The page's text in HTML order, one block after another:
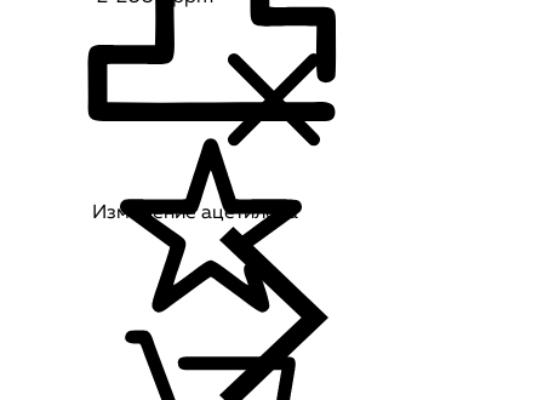
Измерение ацетилена